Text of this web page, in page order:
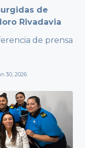
de
Rivadavia
de prensa
30, 2026